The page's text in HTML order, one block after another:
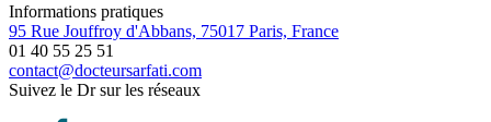
Informations pratiques
95 Rue Jouffroy d'Abbans, 75017 Paris, France
01 40 55 25 51
contact@docteursarfati.com
Suivez le Dr sur les réseaux